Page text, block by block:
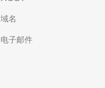
域名
电子邮件